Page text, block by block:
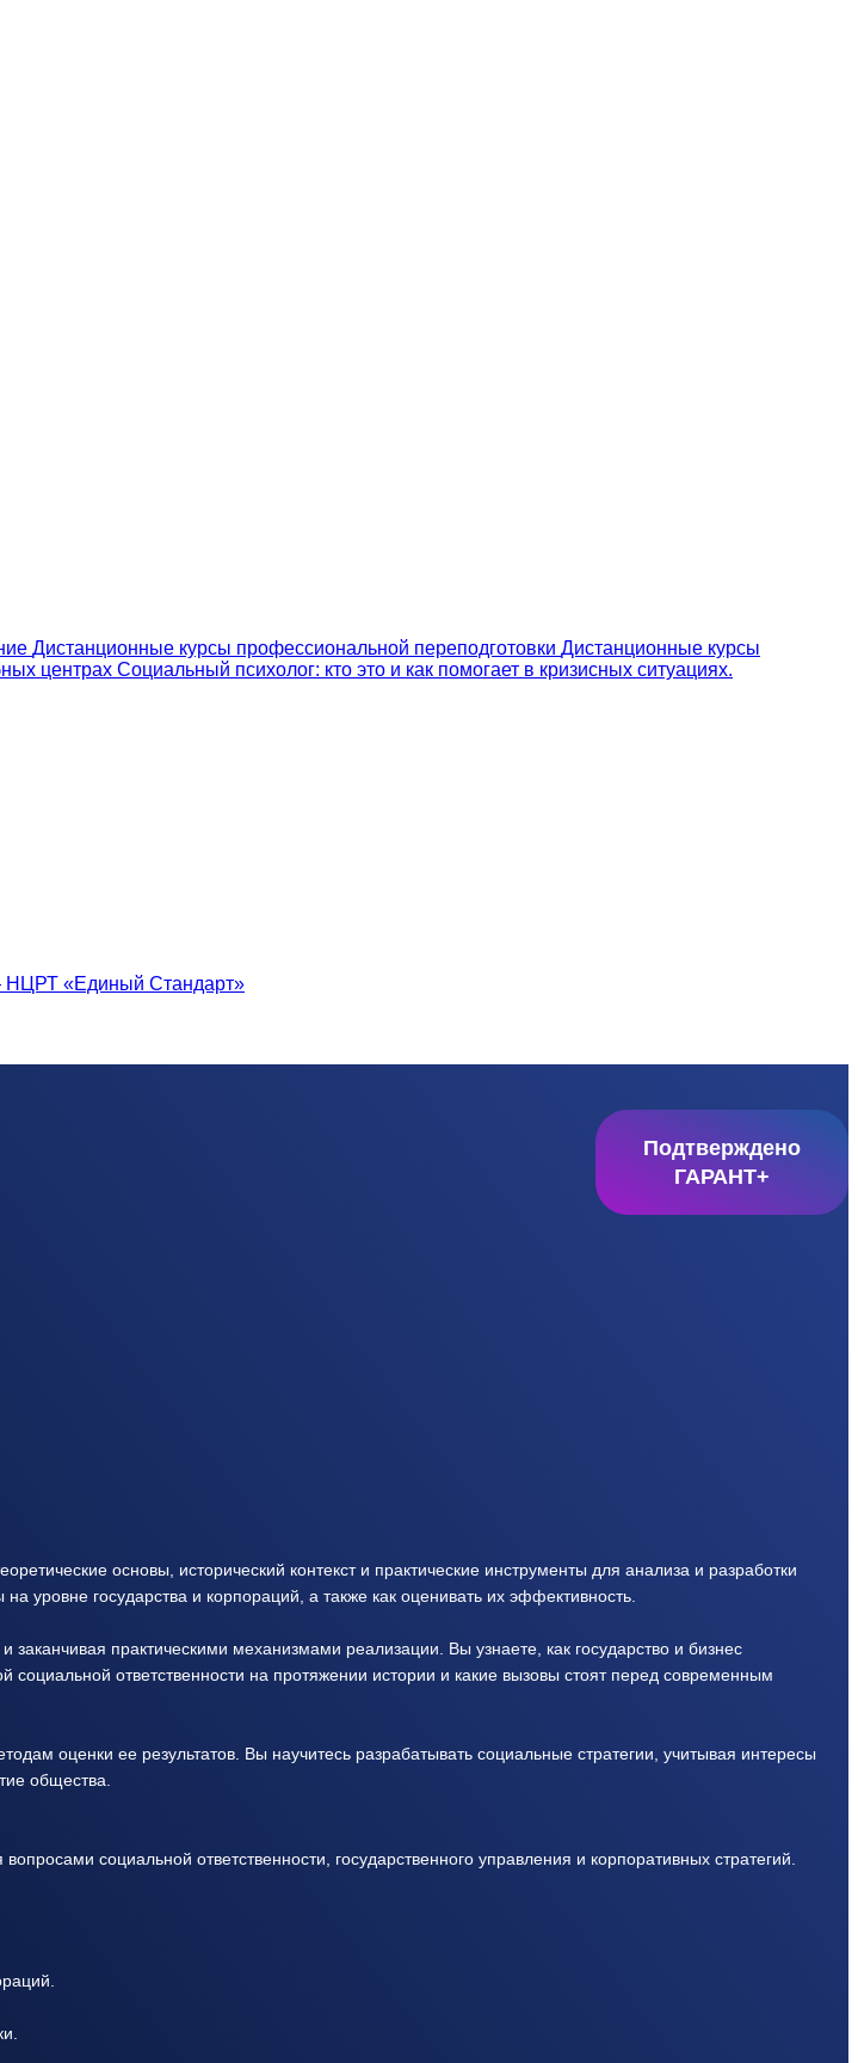
Дистанционные курсы профессиональной переподготовки Дистанционные курсы
центрах Социальный психолог: кто это и как помогает в кризисных ситуациях.
НЦРТ «Единый Стандарт»
Подтверждено
ГАРАНТ+
основы, исторический контекст и практические инструменты для анализа и разработки
уровне государства и корпораций, а также как оценивать их эффективность.
практическими механизмами реализации. Вы узнаете, как государство и бизнес
ответственности на протяжении истории и какие вызовы стоят перед современным
оценки ее результатов. Вы научитесь разрабатывать социальные стратегии, учитывая интересы
общества.
социальной ответственности, государственного управления и корпоративных стратегий.